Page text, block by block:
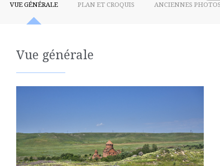
VUE GÉNÉRALE PLAN ET CROQUIS ANCIENNES
Vue générale